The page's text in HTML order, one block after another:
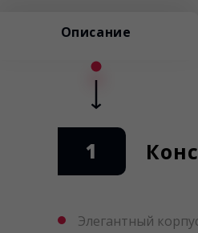
Описание
1
Элегантный